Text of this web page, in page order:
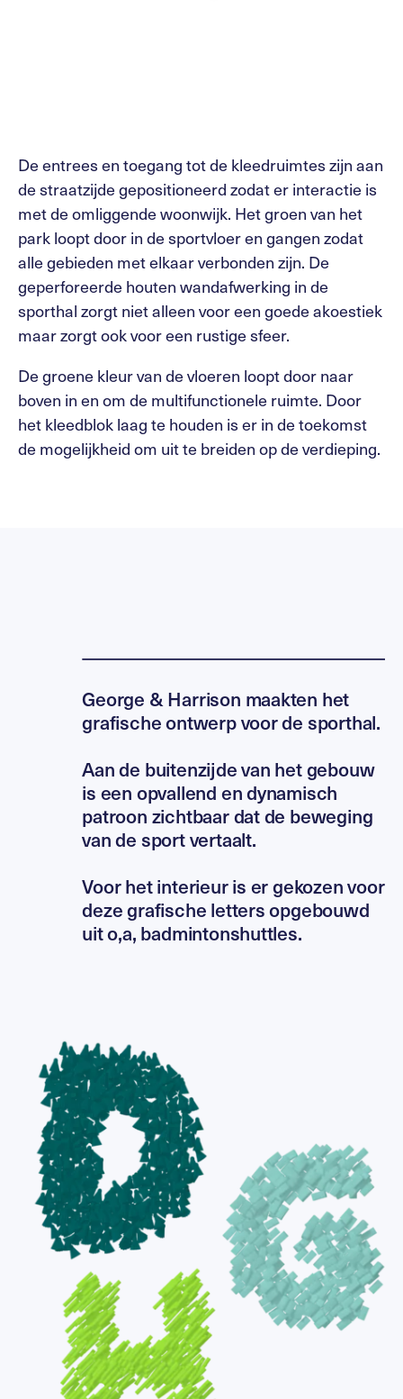
De entrees en toegang tot de kleedruimtes zijn aan
de straatzijde gepositioneerd zodat er interactie is
met de omliggende woonwijk. Het groen van het
park loopt door in de sportvloer en gangen zodat
alle gebieden met elkaar verbonden zijn. De
geperforeerde houten wandafwerking in de
sporthal zorgt niet alleen voor een goede akoestiek
maar zorgt ook voor een rustige sfeer.
De groene kleur van de vloeren loopt door naar
boven in en om de multifunctionele ruimte. Door
het kleedblok laag te houden is er in de toekomst
de mogelijkheid om uit te breiden op de verdieping.
George & Harrison maakten het
grafische ontwerp voor de sporthal.
Aan de buitenzijde van het gebouw
is een opvallend en dynamisch
patroon zichtbaar dat de beweging
van de sport vertaalt.
Voor het interieur is er gekozen voor
deze grafische letters opgebouwd
uit o,a, badmintonshuttles.